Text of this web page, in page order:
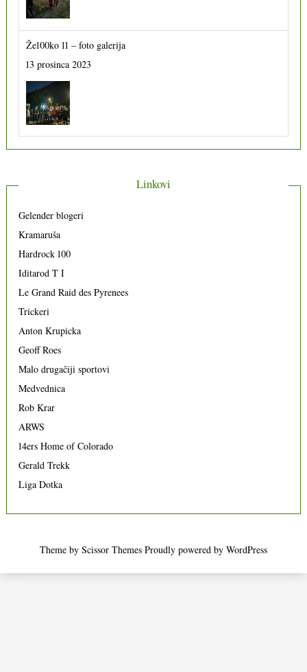
13 prosinca 2023
Že100ko 11
10 kolovoza 2023
Linkovi
Gelender blogeri
Kramaruša
Hardrock 100
Iditarod T I
Le Grand Raid des Pyrenees
Trickeri
Anton Krupicka
Geoff Roes
Malo drugačiji sportovi
Medvednica
Rob Krar
ARWS
14ers Home of Colorado
Gerald Trekk
Liga Dotka
Theme by Scissor Themes Proudly powered by WordPress